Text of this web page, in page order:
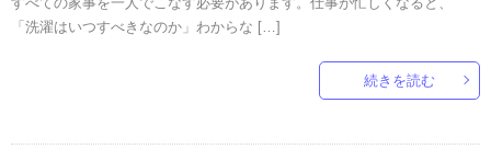
「洗濯はいつすべきなのか」わからな […]
続きを読む